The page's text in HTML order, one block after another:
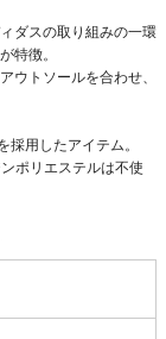
ダスの取り組みの一環
特徴。
ウトソールを合わせ、
用したアイテム。
ポリエステルは不使